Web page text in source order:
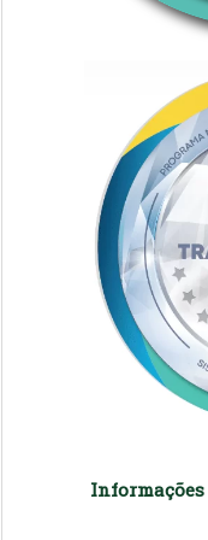
Informações